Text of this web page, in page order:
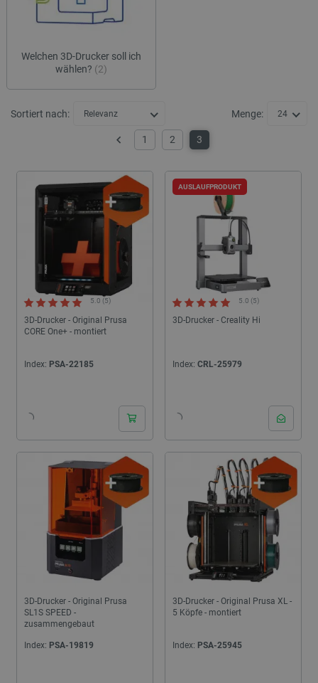
Welchen 3D-Drucker soll ich
wählen? (2)
Sortiert nach: Relevanz Menge: 24
Zurück 1 2 3
3D-Drucker - Original Prusa
CORE One+ - montiert
5.0 (5)
Index: PSA-22185
3D-Drucker - Creality Hi
5.0 (5)
Index: CRL-25979
AUSLAUFPRODUKT
3D-Drucker - Original Prusa
SL1S SPEED -
zusammengebaut
Index: PSA-19819
3D-Drucker - Original Prusa XL -
5 Köpfe - montiert
Index: PSA-25945